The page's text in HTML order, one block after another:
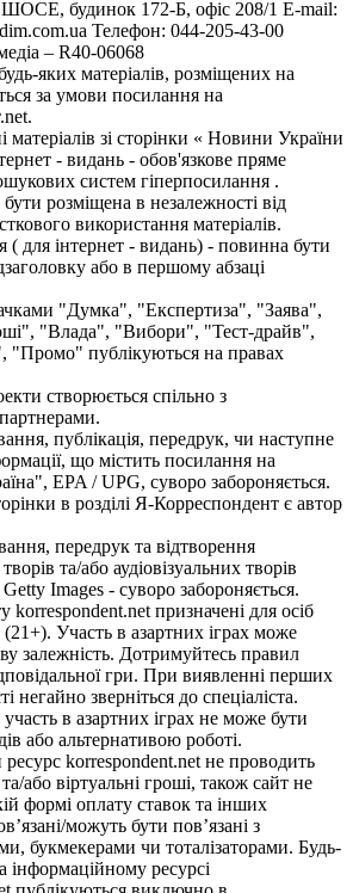
будинок 172-Б, офіс 208/1 E-mail:
Телефон: 044-205-43-00
– R40-06068
яких матеріалів, розміщених на
за умови посилання на
зі сторінки « Новини України
- видань - обов'язкове пряме
систем гіперпосилання .
розміщена в незалежності від
використання матеріалів.
( для інтернет - видань) - повинна бути
або в першому абзаці
"Думка", "Експертиза", "Заява",
"Влада", "Вибори", "Тест-драйв",
"Промо" публікуються на правах
створюється спільно з
публікація, передрук, чи наступне
що містить посилання на
EPA / UPG, суворо забороняється.
в розділі Я-Корреспондент є автор
передрук та відтворення
та/або аудіовізуальних творів
Images - суворо забороняється.
korrespondent.net призначені для осіб
Участь в азартних іграх може
залежність. Дотримуйтесь правил
гри. При виявленні перших
негайно зверніться до спеціаліста.
в азартних іграх не може бути
або альтернативою роботі.
korrespondent.net не проводить
або віртуальні гроші, також сайт не
формі оплату ставок та інших
можуть бути пов’язані з
букмекерами чи тоталізаторами. Будь-
інформаційному ресурсі